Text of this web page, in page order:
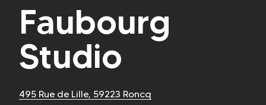
Menu mobile
EXPERTISES
HISTOIRE
Faubourg
Studio
495 Rue de Lille, 59223 Roncq